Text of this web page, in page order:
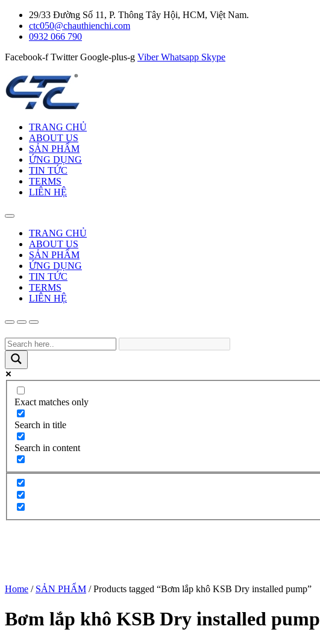
29/33 Đường Số 11, P. Thông Tây Hội, HCM, Việt Nam.
ctc050@chauthienchi.com
0932 066 790
Facebook-f Twitter Google-plus-g Viber Whatsapp Skype
TRANG CHỦ
ABOUT US
SẢN PHẨM
ỨNG DỤNG
TIN TỨC
TERMS
LIÊN HỆ
TRANG CHỦ
ABOUT US
SẢN PHẨM
ỨNG DỤNG
TIN TỨC
TERMS
LIÊN HỆ
Exact matches only
Search in title
Search in content
Home / SẢN PHẨM / Products tagged “Bơm lắp khô KSB Dry installed pump”
Bơm lắp khô KSB Dry installed pump